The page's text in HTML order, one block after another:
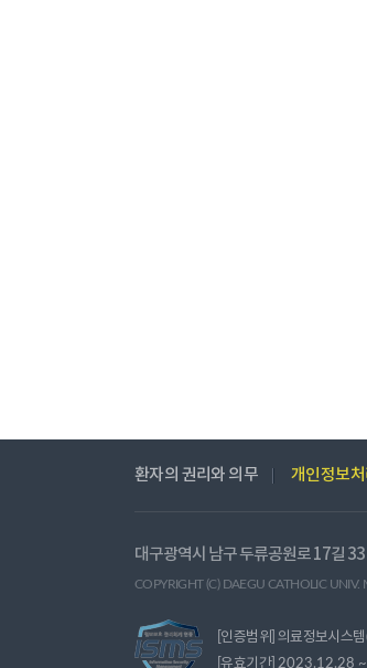
환자의 권리와 의무 개인정보
대구광역시 남구 두류공원로 17길 33
COPYRIGHT (C) DAEGU CATHOLIC UNIV.
[인증범위] 의료정보시스
[유효기간] 2023.12.28